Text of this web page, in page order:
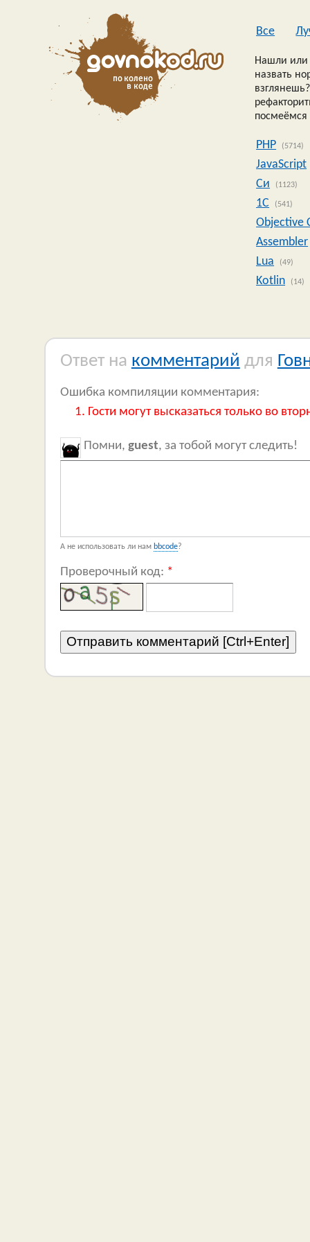
Все
Нашли или
назвать
посмеёмся
PHP (5714)
JavaScript
Си
(1123)
1C (541)
Objective
Assembler
Lua
(49)
Kotlin (14)
Ответ на комментарий для
Ошибка компиляции комментария:
Гости могут высказаться только во
Помни, guest, за тобой могут следить!
А не использовать ли нам bbcode?
Проверочный код: *